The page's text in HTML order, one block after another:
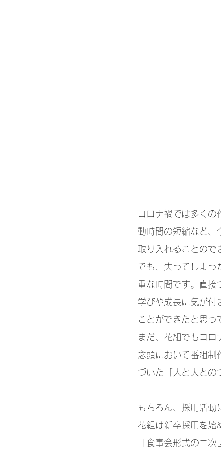
コロナ禍では多くの
動時間の短縮など、
取り入れることので
でも、失ってしまっ
重な時間です。直接
学びや成長に気が付
ことができたと思っ
まだ、花組でもコロ
念頭において番組制
づいた「人と人との
もちろん、採用活動
花組は新卒採用を始
「食事会形式の二